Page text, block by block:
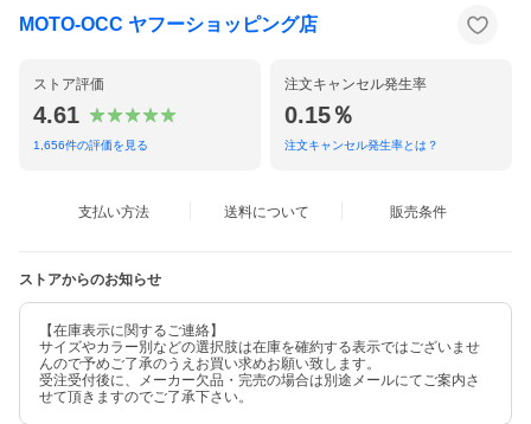
MOTO-OCC ヤフーショッピング店
ストア評価
4.61
1,656件の評価を見る
注文キャンセル発生率
0.15％
注文キャンセル発生率とは？
支払い方法 送料について 販売条件
ストアからのお知らせ
【在庫表示に関するご連絡】
サイズやカラー別などの選択肢は在庫を確約する表示ではございませ
んので予めご了承のうえお買い求めお願い致します。
受注受付後に、メーカー欠品・完売の場合は別途メールにてご案内さ
せて頂きますのでご了承下さい。